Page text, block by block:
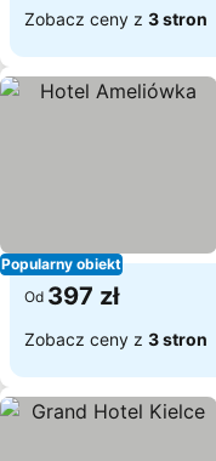
Zobacz ceny z 3 stron
Popularny obiekt
Od 397 zł
Zobacz ceny z 3 stron